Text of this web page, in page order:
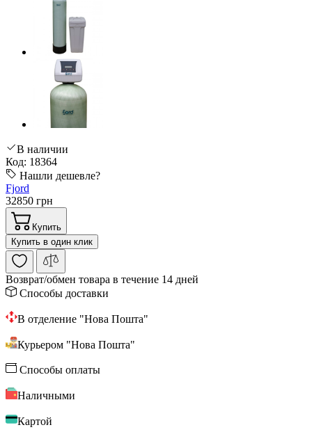
В наличии
Код: 18364
Нашли дешевле?
Fjord
32850 грн
Купить
Купить в один клик
Возврат/обмен товара в течение 14 дней
Способы доставки
В отделение "Нова Пошта"
Курьером "Нова Пошта"
Способы оплаты
Наличными
Картой